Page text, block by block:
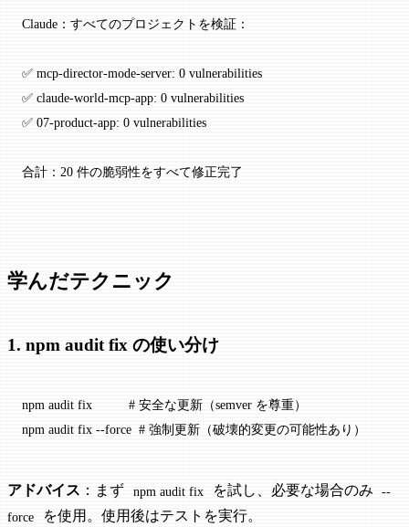
Claude：すべてのプロジェクトを検証：
✅ mcp-director-mode-server: 0 vulnerabilities
✅ claude-world-mcp-app: 0 vulnerabilities
✅ 07-product-app: 0 vulnerabilities
合計：20 件の脆弱性をすべて修正完了
学んだテクニック
1. npm audit fix の使い分け
npm audit fix
          # 安全な更新（semver を尊重）
npm audit fix --force
  # 強制更新（破壊的変更の可能性あり）
アドバイス ：まず npm audit fix を試し、必要な場合のみ
--
force
を使用。使用後はテストを実行。